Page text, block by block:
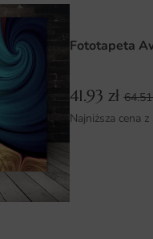
do Twojej przestrzeni.
większy format,
dekoracyjnym,
w większą kolekcję
prosty i nie
Wystarczy kilka
w swoim domu.
poradzi sobie z tym
Fototapeta
41.93 zł
Najniższa cena